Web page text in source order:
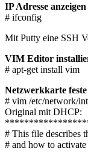
IP Adresse anzeigen
# ifconfig
Mit Putty eine SSH
VIM Editor
# apt-get install vim
Netzwerkkarte
# vim /etc/network/
Original mit DHCP:
# This file describes
# and how to